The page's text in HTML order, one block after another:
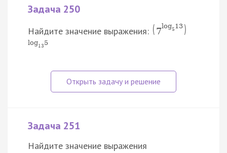
Задача 250
Найдите значение выражения: (7log5 13 )
log13 5
Задача 251
Найдите значение выражения